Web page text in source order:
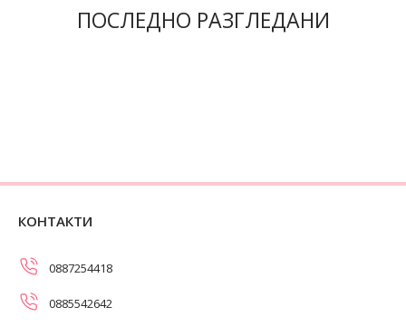
ПОСЛЕДНО РАЗГЛЕДАНИ
КОНТАКТИ
0887254418
0885542642